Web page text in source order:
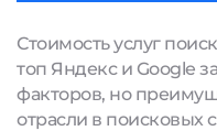
Стоимость услуг
топ Яндекс и Google
факторов, но
отрасли в поисковых